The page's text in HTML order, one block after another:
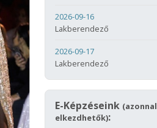
2026-09-16
Lakberendező
2026-09-17
Lakberendező
E-Képzéseink (azonnal
elkezdhetők):